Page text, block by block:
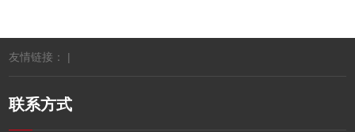
友情链接： |
联系方式